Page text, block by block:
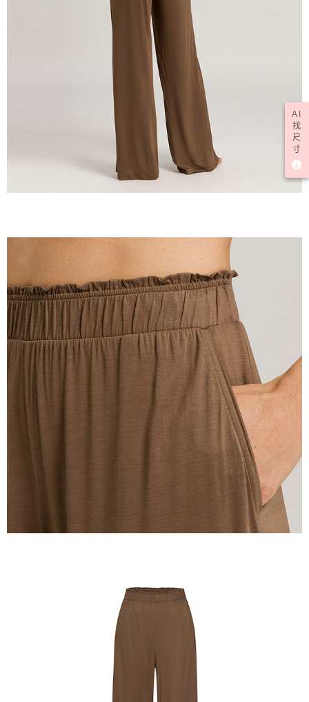
AI
找
尺
寸